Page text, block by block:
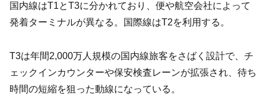
国内線はT1とT3に分かれており、便や航空会社によって
発着ターミナルが異なる。国際線はT2を利用する。
T3は年間2,000万人規模の国内線旅客をさばく設計で、チ
ェックインカウンターや保安検査レーンが拡張され、待ち
時間の短縮を狙った動線になっている。